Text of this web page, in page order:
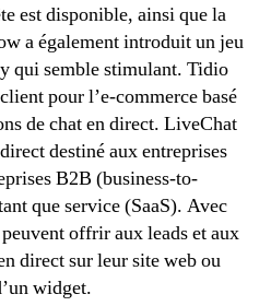
est disponible, ainsi que la
a également introduit un jeu
qui semble stimulant. Tidio
pour l’e-commerce basé
de chat en direct. LiveChat
destiné aux entreprises
B2B (business-to-
que service (SaaS). Avec
offrir aux leads et aux
direct sur leur site web ou
widget.